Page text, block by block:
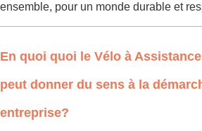
ensemble, pour un monde durable et
En quoi quoi le Vélo à
peut donner du sens à la
entreprise?